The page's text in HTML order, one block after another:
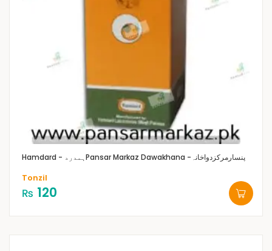
Hamdard - ہمدرد Pansar Markaz Dawakhana -پنسارمرکزدواخانہ
Tonzil
₨ 120